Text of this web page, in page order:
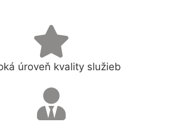
úroveň kvality služieb